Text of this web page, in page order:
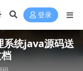
登录
统java源码送